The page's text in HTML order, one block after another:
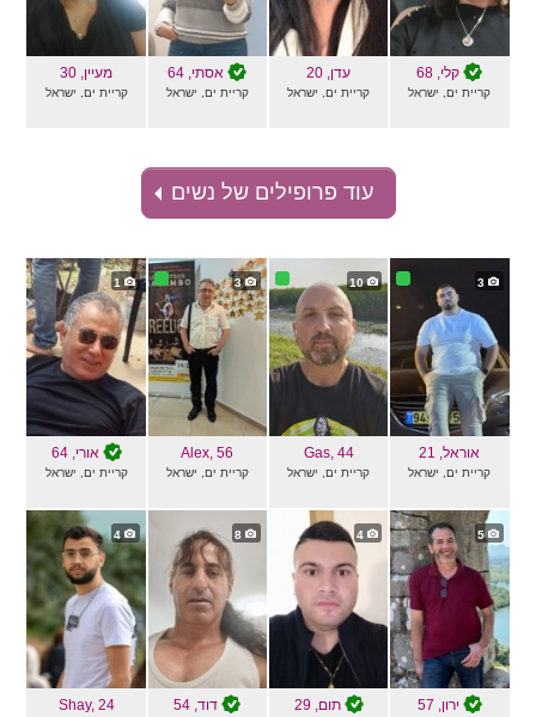
קלי, 68
קריית ים, ישראל
עדן, 20
קריית ים, ישראל
אסתי, 64
קריית ים, ישראל
מעיין, 30
קריית ים, ישראל
עוד פרופילים של נשים
3
אוראל, 21
קריית ים, ישראל
10
Gas, 44
קריית ים, ישראל
3
Alex, 56
קריית ים, ישראל
1
אורי, 64
קריית ים, ישראל
5
ירון, 57
4
תום, 29
8
דוד, 54
4
Shay, 24